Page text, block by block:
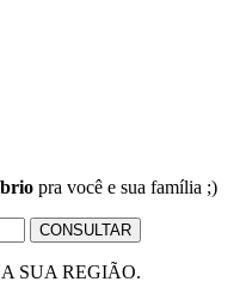
pra você e sua família ;)
SUA REGIÃO.